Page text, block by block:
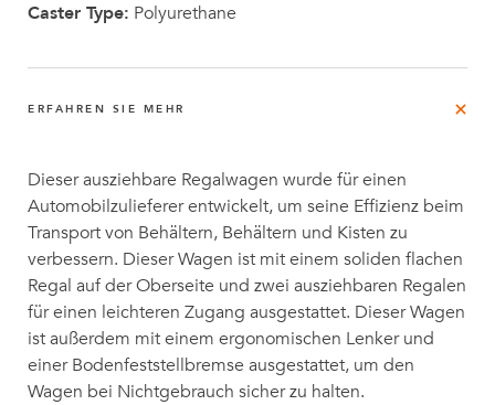
Caster Type: Polyurethane
ERFAHREN SIE MEHR
Dieser ausziehbare Regalwagen wurde für einen
Automobilzulieferer entwickelt, um seine Effizienz beim
Transport von Behältern, Behältern und Kisten zu
verbessern. Dieser Wagen ist mit einem soliden flachen
Regal auf der Oberseite und zwei ausziehbaren Regalen
für einen leichteren Zugang ausgestattet. Dieser Wagen
ist außerdem mit einem ergonomischen Lenker und
einer Bodenfeststellbremse ausgestattet, um den
Wagen bei Nichtgebrauch sicher zu halten.